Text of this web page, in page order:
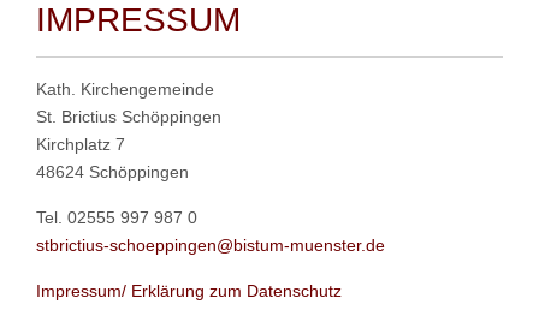
IMPRESSUM
Kath. Kirchengemeinde
St. Brictius Schöppingen
Kirchplatz 7
48624 Schöppingen
Tel. 02555 997 987 0
stbrictius-schoeppingen@bistum-muenster.de
Impressum/ Erklärung zum Datenschutz